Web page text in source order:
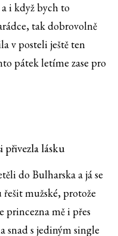
i když bych to
tak dobrovolně
v posteli ještě ten
pátek letíme zase pro
přivezla lásku
do Bulharska a já se
mužské, protože
princezna mě i přes
snad s jediným single